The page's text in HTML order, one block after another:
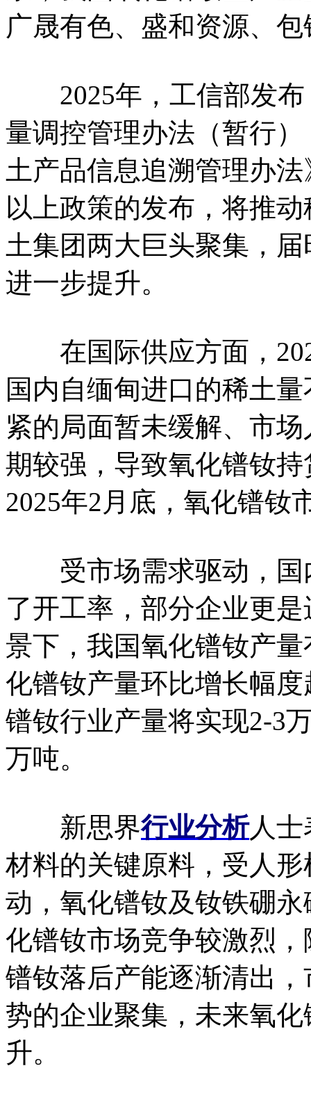
广晟有色、盛和资源、
2025年，工信部发布
量调控管理办法（暂行
土产品信息追溯管理办
以上政策的发布，将推
土集团两大巨头聚集，
进一步提升。
在国际供应方面，
国内自缅甸进口的稀土
紧的局面暂未缓解、市
期较强，导致氧化镨钕
2025年2月底，氧化镨钕
受市场需求驱动，国
了开工率，部分企业更
景下，我国氧化镨钕产
化镨钕产量环比增长幅
镨钕行业产量将实现2-3
万吨。
新思界行业分析人士
材料的关键原料，受人
动，氧化镨钕及钕铁硼
化镨钕市场竞争较激烈
镨钕落后产能逐渐清出
势的企业聚集，未来氧
升。